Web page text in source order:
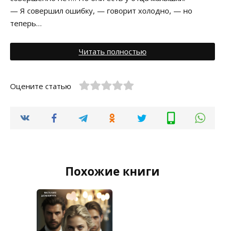
— Я совершил ошибку, — говорит холодно, — но
теперь…
Читать полностью
Оцените статью
Похожие книги